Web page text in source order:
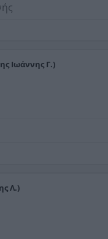
Ιωάννης Γ.)
Λ.)